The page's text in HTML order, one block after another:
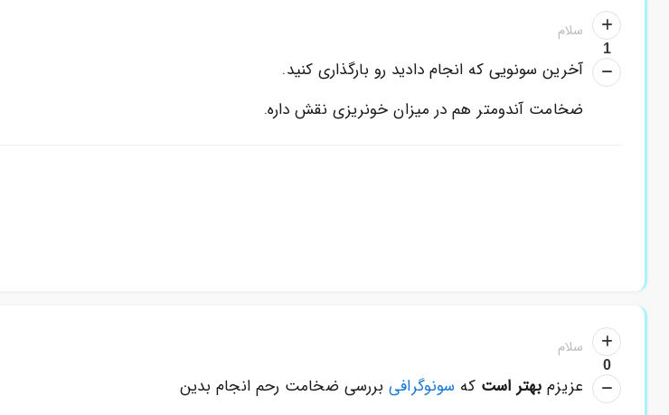
1
سلام
آخرین سونویی که انجام دادید رو بارگذاری کنید.
ضخامت آندومتر هم در میزان خونریزی نقش داره.
0
سلام
عزیزم بهتر است که سونوگرافیبررسی ضخامت رحم انجام بدین